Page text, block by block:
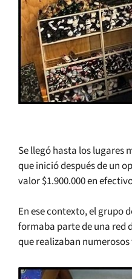
Se llegó hasta los lugares
que inició después de un
valor $1.900.000 en
En ese contexto, el grupo
formaba parte de una red
que realizaban numerosos